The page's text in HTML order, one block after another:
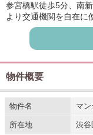
参宮橋駅徒歩5分、南
より交通機関を自在に
駅近くでありながら
周辺の街並みに調和す
日勤管理で管理体制も
エントランスは安心の
物件概要
物件名 マ
所在地 渋谷